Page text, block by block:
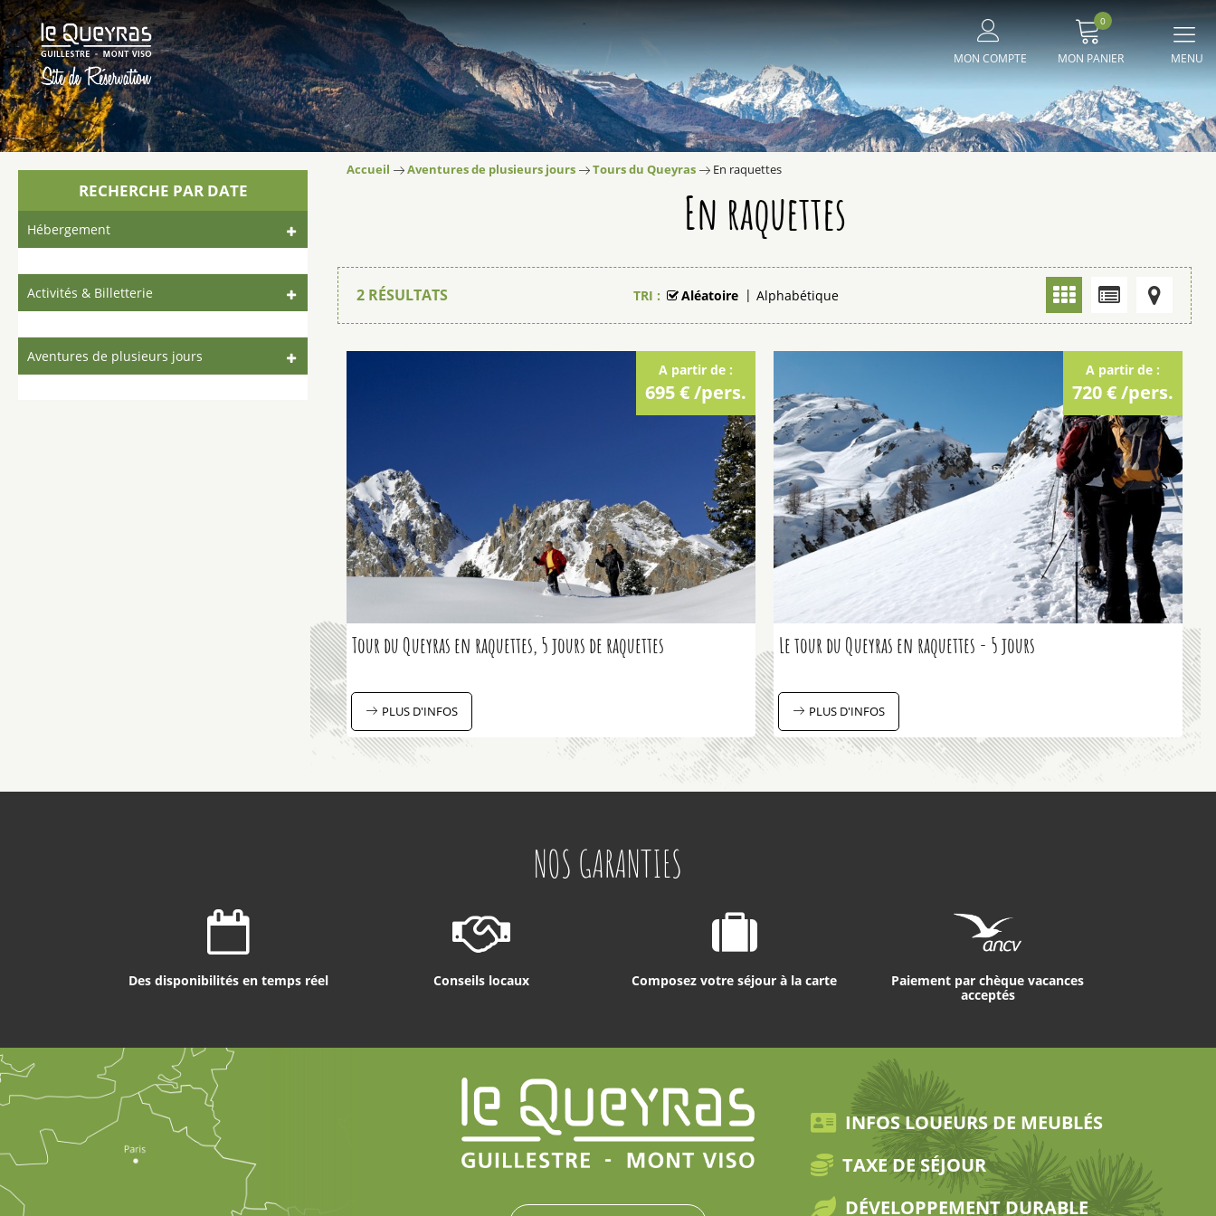
MON COMPTE MON PANIER
0
RECHERCHE PAR DATE
Hébergement
Activités & Billetterie
Aventures de plusieurs jours
Accueil Aventures de plusieurs jours Tours du Queyras En raquettes
En raquettes
2 RÉSULTATS TRI : Aléatoire Alphabétique
Tour du Queyras en raquettes, 5 jours de raquettes
A partir de :
695 €/pers.
PLUS D'INFOS
Le tour du Queyras en raquettes - 5 jours
A partir de :
720 €/pers.
PLUS D'INFOS
NOS GARANTIES
Des disponibilités en temps réel Conseils locaux Composez votre séjour à la carte
Paiement par chèque vacances
acceptés
INFOS LOUEURS DE MEUBLÉS
TAXE DE SÉJOUR
DÉVELOPPEMENT DURABLE